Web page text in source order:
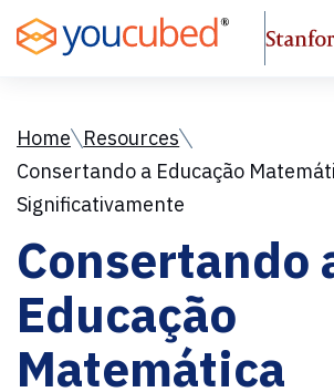
to
Content
Home
Resources
Consertando a Educação
Significativamente
Consertando
Educação
Matemática